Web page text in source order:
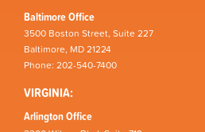
Baltimore Office
3500 Boston Street, Suite 227
Baltimore, MD 21224
Phone: 202-540-7400
VIRGINIA:
Arlington Office